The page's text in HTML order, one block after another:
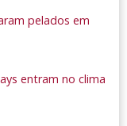
pelados em
entram no clima